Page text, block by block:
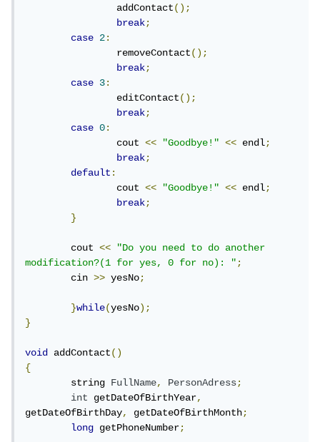
		addContact
();
break;
case
2:
		removeContact
();
break;
case
3:
		editContact
();
break;
case
0:
		cout
<< "Goodbye!" << endl;
break;
default:
		cout
<< "Goodbye!" << endl;
break;
}
	cout
<<
"Do you need to do another
modification?(1 for yes, 0 for no): ";
	cin
>> yesNo;
}while(yesNo);
}
void addContact()
{
	string
FullName, PersonAdress;
int
getDateOfBirthYear,
getDateOfBirthDay, getDateOfBirthMonth;
long getPhoneNumber;